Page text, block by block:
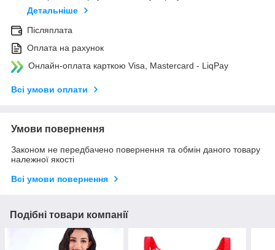
Детальніше
Післяплата
Оплата на рахунок
Онлайн-оплата карткою Visa, Mastercard - LiqPay
Всі умови оплати
Умови повернення
Законом не передбачено повернення та обмін даного товару
належної якості
Всі умови повернення
Подібні товари компанії